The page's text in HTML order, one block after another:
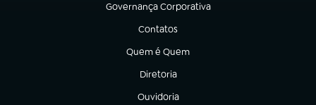
Governança Corporativa
(abre em nova aba)
Contatos
(abre em nova aba)
Quem é Quem
(abre em nova aba)
Diretoria
(abre em nova aba)
Ouvidoria
(abre em nova aba)